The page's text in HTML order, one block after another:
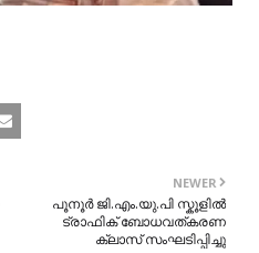
NEWER
പൂനൂർ ജി.എം.യു.പി സ്കൂളിൽ
ട്രാഫിക് ബോധവത്കരണ
ക്ലാസ് സംഘടിപ്പിച്ചു